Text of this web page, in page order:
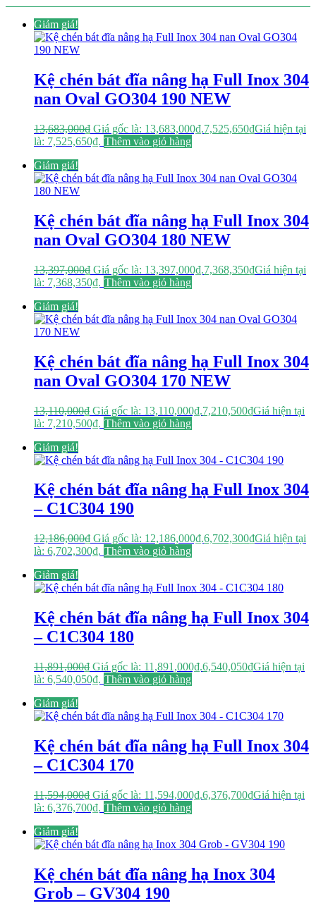
Giảm giá!
Kệ chén bát đĩa nâng hạ Full Inox 304
nan Oval GO304 190 NEW
13,683,000₫ Giá gốc là: 13,683,000₫.7,525,650₫Giá hiện tại
là: 7,525,650₫. Thêm vào giỏ hàng
Giảm giá!
Kệ chén bát đĩa nâng hạ Full Inox 304
nan Oval GO304 180 NEW
13,397,000₫ Giá gốc là: 13,397,000₫.7,368,350₫Giá hiện tại
là: 7,368,350₫. Thêm vào giỏ hàng
Giảm giá!
Kệ chén bát đĩa nâng hạ Full Inox 304
nan Oval GO304 170 NEW
13,110,000₫ Giá gốc là: 13,110,000₫.7,210,500₫Giá hiện tại
là: 7,210,500₫. Thêm vào giỏ hàng
Giảm giá!
Kệ chén bát đĩa nâng hạ Full Inox 304
– C1C304 190
12,186,000₫ Giá gốc là: 12,186,000₫.6,702,300₫Giá hiện tại
là: 6,702,300₫. Thêm vào giỏ hàng
Giảm giá!
Kệ chén bát đĩa nâng hạ Full Inox 304
– C1C304 180
11,891,000₫ Giá gốc là: 11,891,000₫.6,540,050₫Giá hiện tại
là: 6,540,050₫. Thêm vào giỏ hàng
Giảm giá!
Kệ chén bát đĩa nâng hạ Full Inox 304
– C1C304 170
11,594,000₫ Giá gốc là: 11,594,000₫.6,376,700₫Giá hiện tại
là: 6,376,700₫. Thêm vào giỏ hàng
Giảm giá!
Kệ chén bát đĩa nâng hạ Inox 304
Grob – GV304 190